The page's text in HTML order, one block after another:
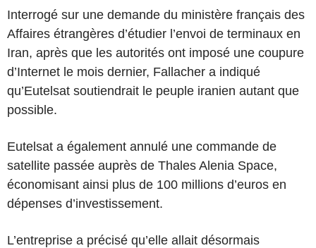
Interrogé sur une demande du ministère français des
Affaires étrangères d’étudier l’envoi de terminaux en
Iran, après que les autorités ont imposé une coupure
d’Internet le mois dernier, Fallacher a indiqué
qu’Eutelsat soutiendrait le peuple iranien autant que
possible.
Eutelsat a également annulé une commande de
satellite passée auprès de Thales Alenia Space,
économisant ainsi plus de 100 millions d’euros en
dépenses d’investissement.
L’entreprise a précisé qu’elle allait désormais